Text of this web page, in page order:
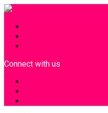
Connect with us